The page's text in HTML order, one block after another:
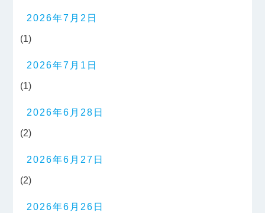
2026年7月2日
(1)
2026年7月1日
(1)
2026年6月28日
(2)
2026年6月27日
(2)
2026年6月26日